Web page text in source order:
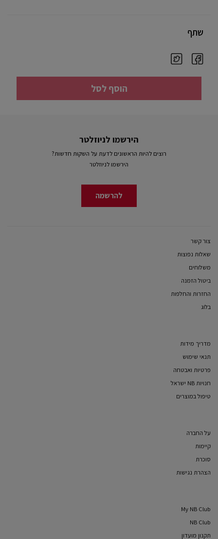
שתף
הוסף לסל
הירשמו לניוזלטר
רוצים להיות הראשונים לדעת על השקות חדשות?
הירשמו לניוזלטר
להרשמה
צור קשר
שאלות נפוצות
משלוחים
ביטול הזמנה
החזרות והחלפות
בלוג
מדריך מידות
תנאי שימוש
פרטיות ואבטחה
חנויות NB ישראל
טיפול במוצרים
על החברה
קיימות
סוכרת
הצהרת נגישות
My NB Club
NB Club
תקנון מועדון